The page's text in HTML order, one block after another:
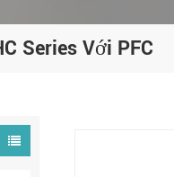
Series Với PFC